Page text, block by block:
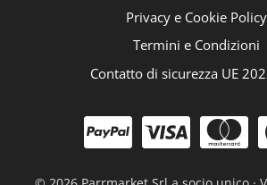
Privacy e Cookie Policy
Termini e Condizioni
Contatto di sicurezza UE